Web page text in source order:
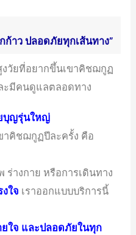
าว ปลอดภัยทุกเส้นทาง”
งวัยที่อยากขึ้นเขาคิชฌกูฏ
ะมีคนดูแลตลอดทาง
ยบุญรุ่นใหญ่
าคิชฌกูฏปีละครั้ง คือ
างกาย หรือการเดินทาง
ใจ เราออกแบบบริการนี้
ใจ และปลอดภัยในทุก